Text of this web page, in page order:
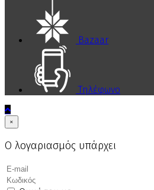
Bazaar
Τηλέφωνο
×
Ο λογαριασμός υπάρχει